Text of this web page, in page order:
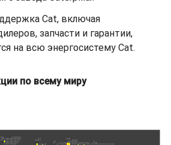
Cat, включая
запчасти и гарантии,
на всю энергосистему Cat.
по всему миру